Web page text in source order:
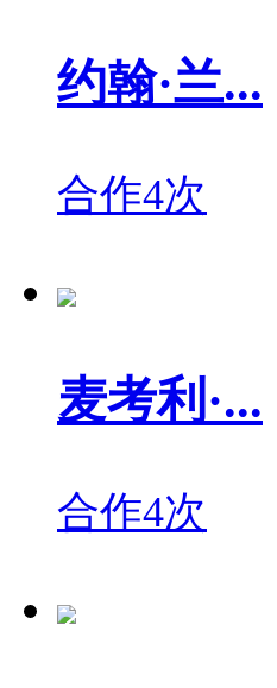
约翰·兰...
合作4次
麦考利·...
合作4次